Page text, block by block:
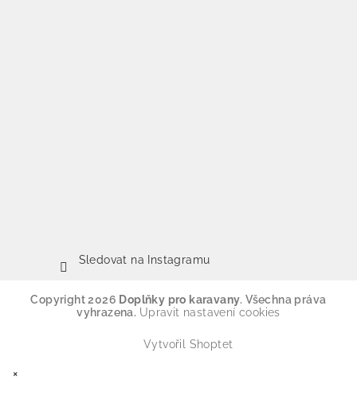
Sledovat na Instagramu
Copyright 2026 Doplňky pro karavany. Všechna práva
vyhrazena. Upravit nastavení cookies
Vytvořil Shoptet
×